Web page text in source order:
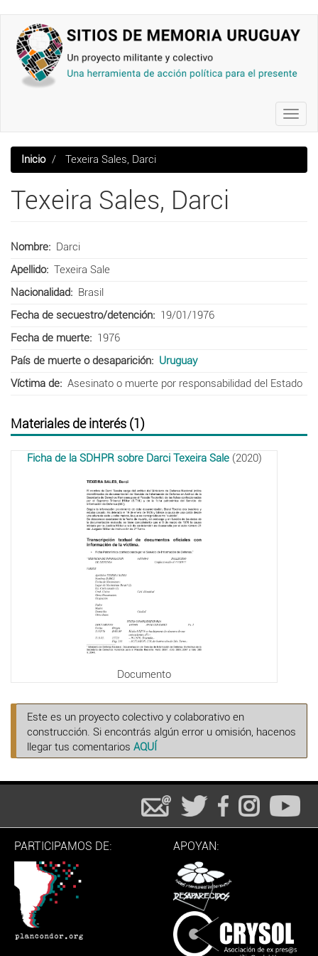
contenido
principal
Inicio Texeira Sales, Darci
Texeira Sales, Darci
Nombre
Darci
Apellido
Texeira Sale
Nacionalidad
Brasil
Fecha de secuestro/detención
19/01/1976
Fecha de muerte
1976
País de muerte o desaparición
Uruguay
Víctima de
Asesinato o muerte por responsabilidad del Estado
Materiales de interés (1)
Ficha de la SDHPR sobre Darci Texeira Sale(2020)
Documento
Este es un proyecto colectivo y colaborativo en
construcción. Si encontrás algún error u omisión, hacenos
llegar tus comentarios AQUÍ
PARTICIPAMOS DE: APOYAN: